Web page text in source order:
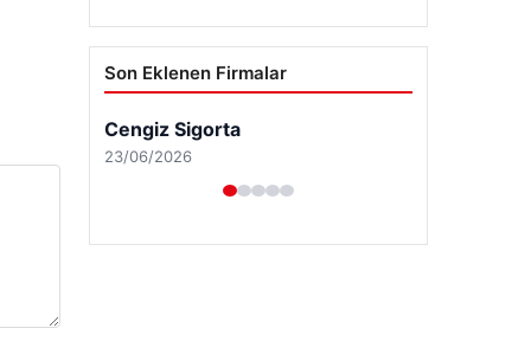
Son Eklenen Firmalar
Cengiz Sigorta
23/06/2026